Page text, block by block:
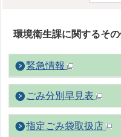
環境衛生課に関するそ
緊急情報
ごみ分別早見表
指定ごみ袋取扱店